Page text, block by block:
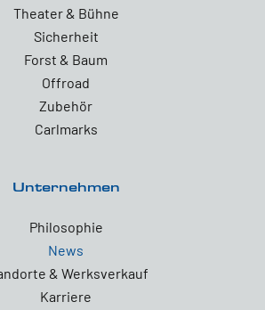
Theater & Bühne
Sicherheit
Forst & Baum
Offroad
Zubehör
Carlmarks
Unternehmen
Philosophie
News
& Werksverkauf
Karriere